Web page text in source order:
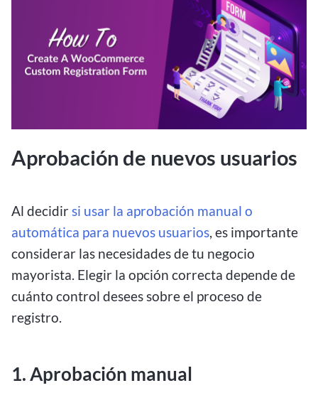
Aprobación de nuevos usuarios
Al decidir si usar la aprobación manual o
automática para nuevos usuarios , es importante
considerar las necesidades de tu negocio
mayorista. Elegir la opción correcta depende de
cuánto control desees sobre el proceso de
registro.
1. Aprobación manual